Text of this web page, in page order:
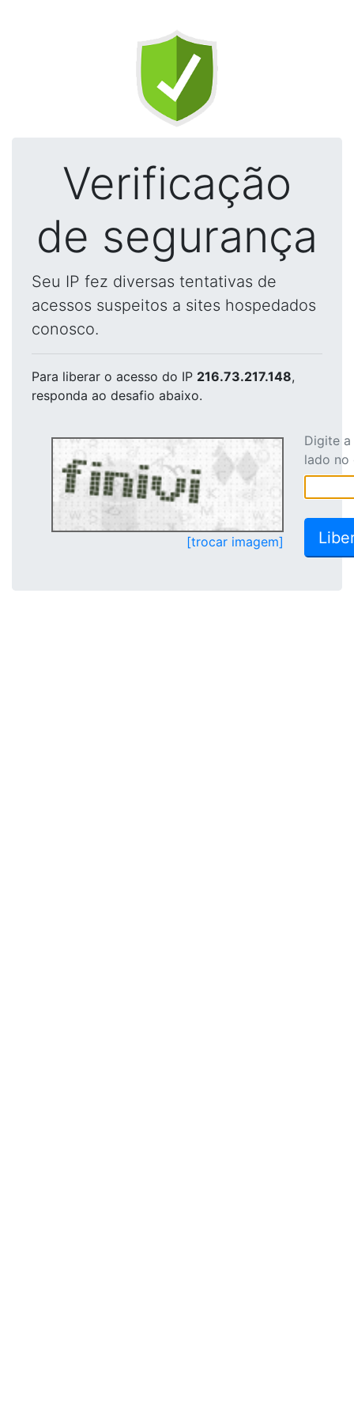
Verificação
de segurança
Seu IP fez diversas tentativas de
acessos suspeitos a sites hospedados
conosco.
Para liberar o acesso do IP 216.73.217.148,
responda ao desafio abaixo.
[trocar imagem]
Digite
lado no